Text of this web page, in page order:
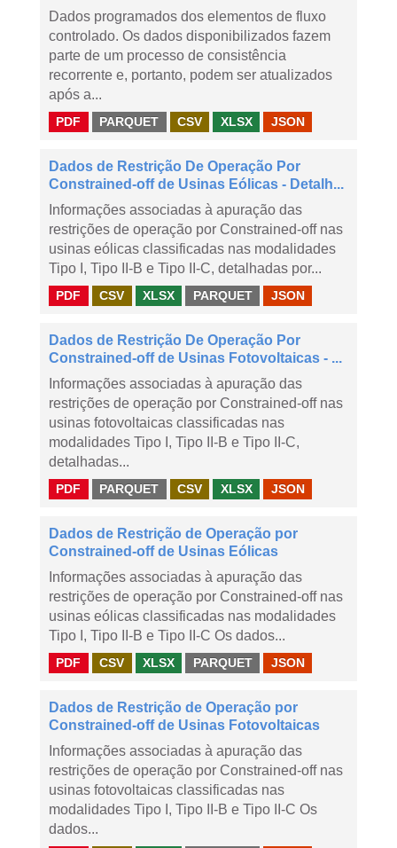
Dados programados dos elementos de fluxo
controlado. Os dados disponibilizados fazem
parte de um processo de consistência
recorrente e, portanto, podem ser atualizados
após a...
PDF PARQUET CSV XLSX JSON
Dados de Restrição De Operação Por
Constrained-off de Usinas Eólicas - Detalh...
Informações associadas à apuração das
restrições de operação por Constrained-off nas
usinas eólicas classificadas nas modalidades
Tipo I, Tipo II-B e Tipo II-C, detalhadas por...
PDF CSV XLSX PARQUET JSON
Dados de Restrição De Operação Por
Constrained-off de Usinas Fotovoltaicas - ...
Informações associadas à apuração das
restrições de operação por Constrained-off nas
usinas fotovoltaicas classificadas nas
modalidades Tipo I, Tipo II-B e Tipo II-C,
detalhadas...
PDF PARQUET CSV XLSX JSON
Dados de Restrição de Operação por
Constrained-off de Usinas Eólicas
Informações associadas à apuração das
restrições de operação por Constrained-off nas
usinas eólicas classificadas nas modalidades
Tipo I, Tipo II-B e Tipo II-C Os dados...
PDF CSV XLSX PARQUET JSON
Dados de Restrição de Operação por
Constrained-off de Usinas Fotovoltaicas
Informações associadas à apuração das
restrições de operação por Constrained-off nas
usinas fotovoltaicas classificadas nas
modalidades Tipo I, Tipo II-B e Tipo II-C Os
dados...